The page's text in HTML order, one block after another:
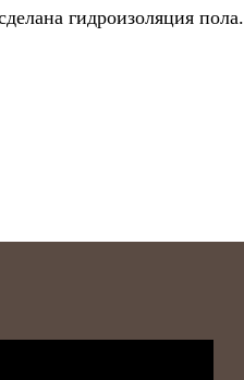
гидроизоляция пола.